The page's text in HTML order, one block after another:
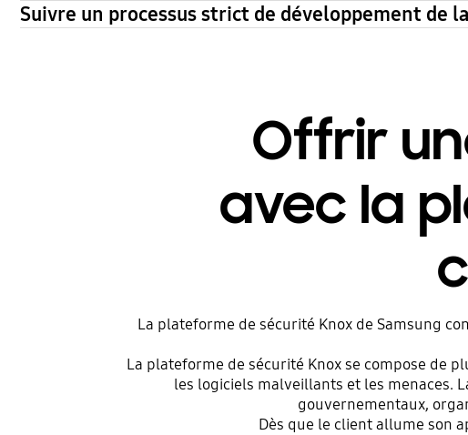
Suivre un processus strict de développement de
Offrir
avec la
La plateforme de sécurité Knox de Samsung
La plateforme de sécurité Knox se compose de
les logiciels malveillants et les menaces.
gouvernementaux,
Dès que le client allume son